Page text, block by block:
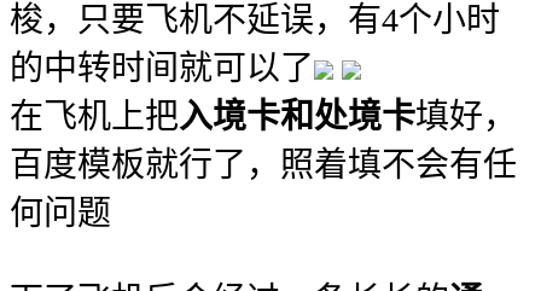
梭，只要飞机不延误，有4个小时
的中转时间就可以了
在飞机上把入境卡和处境卡填好，
百度模板就行了，照着填不会有任
何问题